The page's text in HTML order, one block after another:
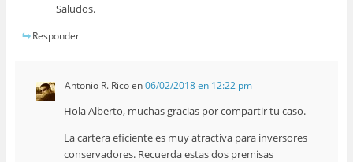
Saludos.
Responder
Antonio R. Ricoen06/02/2018 en 12:22 pm
Hola Alberto, muchas gracias por compartir tu caso.
La cartera eficiente es muy atractiva para inversores
conservadores. Recuerda estas dos premisas